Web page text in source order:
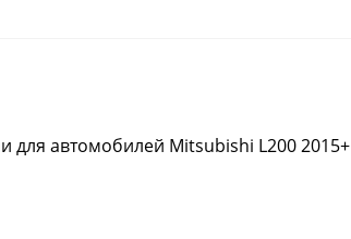
автомобилей Mitsubishi L200 2015+